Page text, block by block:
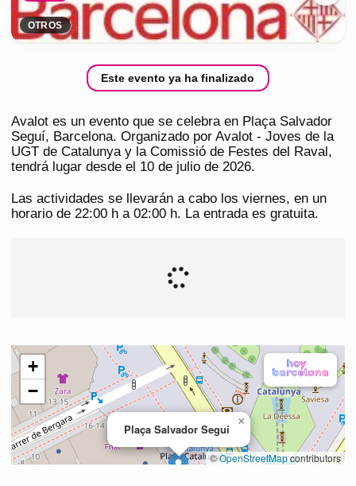
OTROS
Este evento ya ha finalizado
Avalot es un evento que se celebra en Plaça Salvador
Seguí, Barcelona. Organizado por Avalot - Joves de la
UGT de Catalunya y la Comissió de Festes del Raval,
tendrá lugar desde el 10 de julio de 2026.
Las actividades se llevarán a cabo los viernes, en un
horario de 22:00 h a 02:00 h. La entrada es gratuita.